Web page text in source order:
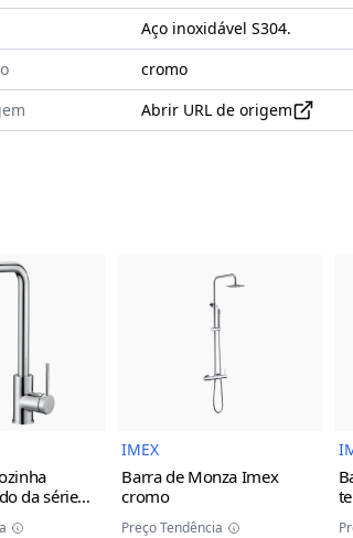
Aço inoxidável S304.
cromo
Abrir URL de origem
Imagem do Produto
da série
Imagem do
IMEX
Barra de Monza Imex
cromo
Preço Tendência